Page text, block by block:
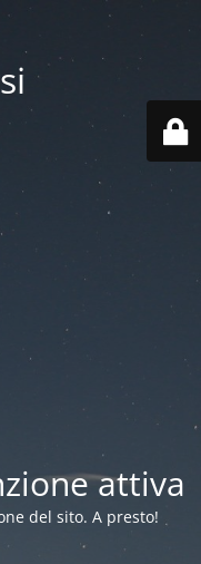
attiva
del sito. A presto!